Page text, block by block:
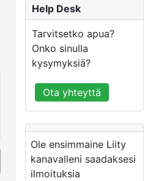
Help Desk
Tarvitsetko apua?
Onko sinulla
kysymyksiä?
Ota yhteyttä
Ole ensimmaine Liity
kanavalleni saadaksesi
ilmoituksia